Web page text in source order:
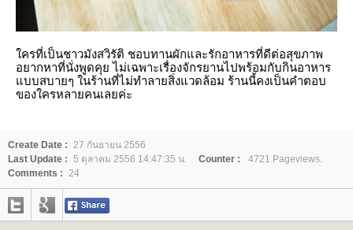
ครที่เป็นชาวมังสวิรัติ ชอบทานผักและรักอาหารที่ดีต่อสุขภาพ
อยากหาที่นั่งพูดคุย ไม่เฉพาะเรื่องจักรยานไปพร้อมกับกินอาหาร
บบสบายๆ ในร้านที่ไม่ทำลายสิ่งแวดล้อม ร้านนี้คงเป็นคำตอบ
ของใครหลายคนเลยค่ะ
Create Date : 27 กันยายน 2556
Last Update : 5 ตุลาคม 2556 14:47:35 น. Counter :
4721 Pageviews.
Comments : 24